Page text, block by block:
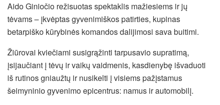
Aido Giniočio režisuotas spektaklis mažiesiems ir jų
tėvams – įkvėptas gyvenimiškos patirties, kupinas
betarpiško kūrybinės komandos dalijimosi sava buitimi.
Žiūrovai kviečiami susigrąžinti tarpusavio supratimą,
įsijaučiant į tėvų ir vaikų vaidmenis, kasdienybę išvaduoti
iš rutinos gniaužtų ir nusikelti į visiems pažįstamus
šeimyninio gyvenimo epicentrus: namus ir automobilį.